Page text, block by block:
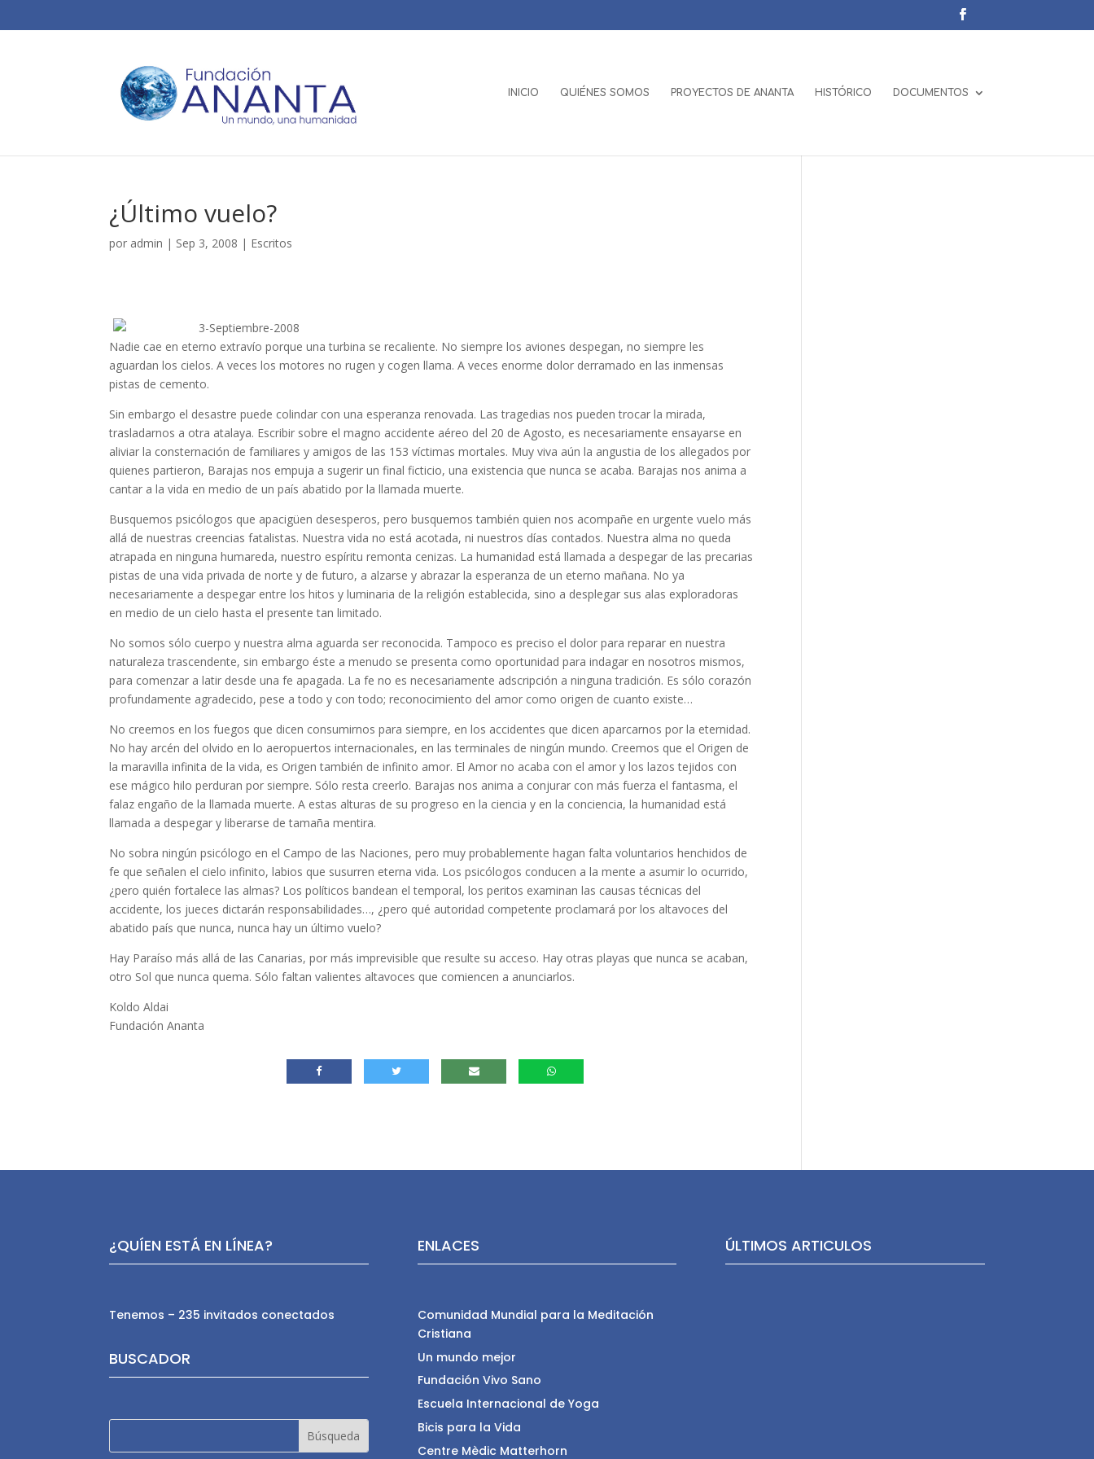
INICIO QUIÉNES SOMOS PROYECTOS DE ANANTA HISTÓRICO DOCUMENTOS
¿Último vuelo?
por admin | Sep 3, 2008 | Escritos
3-Septiembre-2008
Nadie cae en eterno extravío porque una turbina se recaliente. No siempre los aviones despegan, no siempre les
aguardan los cielos. A veces los motores no rugen y cogen llama. A veces enorme dolor derramado en las inmensas
pistas de cemento.
Sin embargo el desastre puede colindar con una esperanza renovada. Las tragedias nos pueden trocar la mirada,
trasladarnos a otra atalaya. Escribir sobre el magno accidente aéreo del 20 de Agosto, es necesariamente ensayarse en
aliviar la consternación de familiares y amigos de las 153 víctimas mortales. Muy viva aún la angustia de los allegados por
quienes partieron, Barajas nos empuja a sugerir un final ficticio, una existencia que nunca se acaba. Barajas nos anima a
cantar a la vida en medio de un país abatido por la llamada muerte.
Busquemos psicólogos que apacigüen desesperos, pero busquemos también quien nos acompañe en urgente vuelo más
allá de nuestras creencias fatalistas. Nuestra vida no está acotada, ni nuestros días contados. Nuestra alma no queda
atrapada en ninguna humareda, nuestro espíritu remonta cenizas. La humanidad está llamada a despegar de las precarias
pistas de una vida privada de norte y de futuro, a alzarse y abrazar la esperanza de un eterno mañana. No ya
necesariamente a despegar entre los hitos y luminaria de la religión establecida, sino a desplegar sus alas exploradoras
en medio de un cielo hasta el presente tan limitado.
No somos sólo cuerpo y nuestra alma aguarda ser reconocida. Tampoco es preciso el dolor para reparar en nuestra
naturaleza trascendente, sin embargo éste a menudo se presenta como oportunidad para indagar en nosotros mismos,
para comenzar a latir desde una fe apagada. La fe no es necesariamente adscripción a ninguna tradición. Es sólo corazón
profundamente agradecido, pese a todo y con todo; reconocimiento del amor como origen de cuanto existe…
No creemos en los fuegos que dicen consumirnos para siempre, en los accidentes que dicen aparcarnos por la eternidad.
No hay arcén del olvido en lo aeropuertos internacionales, en las terminales de ningún mundo. Creemos que el Origen de
la maravilla infinita de la vida, es Origen también de infinito amor. El Amor no acaba con el amor y los lazos tejidos con
ese mágico hilo perduran por siempre. Sólo resta creerlo. Barajas nos anima a conjurar con más fuerza el fantasma, el
falaz engaño de la llamada muerte. A estas alturas de su progreso en la ciencia y en la conciencia, la humanidad está
llamada a despegar y liberarse de tamaña mentira.
No sobra ningún psicólogo en el Campo de las Naciones, pero muy probablemente hagan falta voluntarios henchidos de
fe que señalen el cielo infinito, labios que susurren eterna vida. Los psicólogos conducen a la mente a asumir lo ocurrido,
¿pero quién fortalece las almas? Los políticos bandean el temporal, los peritos examinan las causas técnicas del
accidente, los jueces dictarán responsabilidades…, ¿pero qué autoridad competente proclamará por los altavoces del
abatido país que nunca, nunca hay un último vuelo?
Hay Paraíso más allá de las Canarias, por más imprevisible que resulte su acceso. Hay otras playas que nunca se acaban,
otro Sol que nunca quema. Sólo faltan valientes altavoces que comiencen a anunciarlos.
Koldo Aldai
Fundación Ananta
¿QUÍEN ESTÁ EN LÍNEA?
Tenemos – 235 invitados conectados
BUSCADOR
ENLACES
Comunidad Mundial para la Meditación
Cristiana
Un mundo mejor
Fundación Vivo Sano
Escuela Internacional de Yoga
Bicis para la Vida
Centre Mèdic Matterhorn
ÚLTIMOS ARTICULOS